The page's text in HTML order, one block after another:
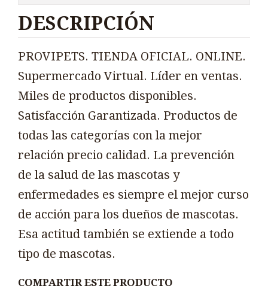
DESCRIPCIÓN
PROVIPETS. TIENDA OFICIAL. ONLINE.
Supermercado Virtual. Líder en ventas.
Miles de productos disponibles.
Satisfacción Garantizada. Productos de
todas las categorías con la mejor
relación precio calidad. La prevención
de la salud de las mascotas y
enfermedades es siempre el mejor curso
de acción para los dueños de mascotas.
Esa actitud también se extiende a todo
tipo de mascotas.
COMPARTIR ESTE PRODUCTO